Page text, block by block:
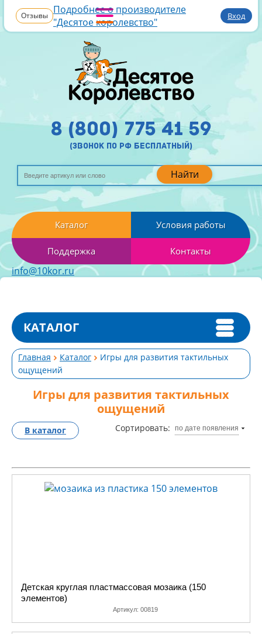
Отзывы Подробнее о производителе
"Десятое королевство"
Вход
Найти
8 (800) 775 41 59
(звонок по рф бесплатный)
Каталог Условия работы
Поддержка Контакты
info@10kor.ru
КАТАЛОГ
Главная Каталог
Игры для развития тактильных
ощущений
Игры для развития тактильных
ощущений
Сортировать: по дате появления
В каталог
Детская круглая пластмассовая мозаика (150
элементов)
Артикул: 00819